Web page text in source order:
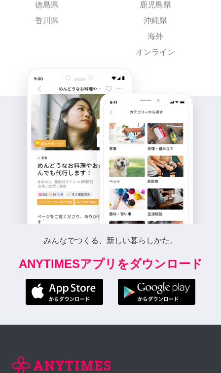
徳島県
香川県
鹿児島県
沖縄県
海外
オンライン
みんなでつくる、新しい暮らしかた。
ANYTIMESアプリをダウンロード